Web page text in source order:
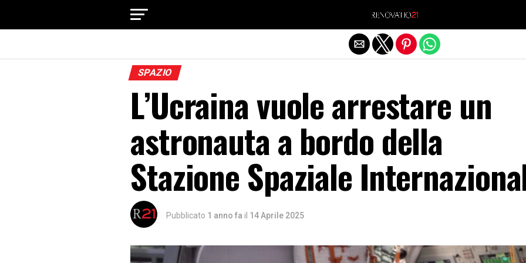
SPAZIO
L’Ucraina vuole arrestare un
astronauta a bordo della
Stazione Spaziale
Pubblicato 1 anno fa il 14 Aprile 2025
Exit mobile version